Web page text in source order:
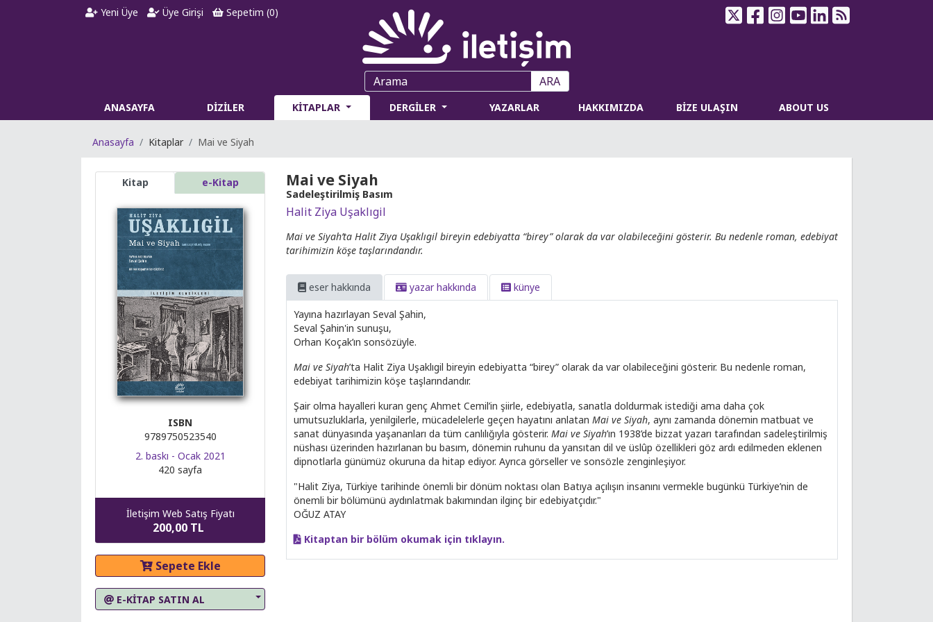
Yeni Üye Üye Girişi Sepetim (0)
ARA
ANASAYFA DİZİLER KİTAPLAR DERGİLER YAZARLAR HAKKIMIZDA BİZE ULAŞIN ABOUT US
Anasayfa Kitaplar Mai ve Siyah
Kitap e-Kitap
ISBN
9789750523540
2. baskı - Ocak 2021
420 sayfa
İletişim Web Satış Fiyatı
200,00 TL
Sepete Ekle
E-KİTAP SATIN AL
Mai ve Siyah
Sadeleştirilmiş Basım
Halit Ziya Uşaklıgil
Mai ve Siyah’ta Halit Ziya Uşaklıgil bireyin edebiyatta “birey” olarak da var olabileceğini gösterir. Bu nedenle roman, edebiyat
tarihimizin köşe taşlarındandır.
eser hakkında yazar hakkında künye
Yayına hazırlayan Seval Şahin,
Seval Şahin'in sunuşu,
Orhan Koçak’ın sonsözüyle.
Mai ve Siyah’ta Halit Ziya Uşaklıgil bireyin edebiyatta “birey” olarak da var olabileceğini gösterir. Bu nedenle roman,
edebiyat tarihimizin köşe taşlarındandır.
Şair olma hayalleri kuran genç Ahmet Cemil’in şiirle, edebiyatla, sanatla doldurmak istediği ama daha çok
umutsuzluklarla, yenilgilerle, mücadelelerle geçen hayatını anlatan Mai ve Siyah, aynı zamanda dönemin matbuat ve
sanat dünyasında yaşananları da tüm canlılığıyla gösterir. Mai ve Siyah’ın 1938’de bizzat yazarı tarafından sadeleştirilmiş
nüshası üzerinden hazırlanan bu basım, dönemin ruhunu da yansıtan dil ve üslûp özellikleri göz ardı edilmeden eklenen
dipnotlarla günümüz okuruna da hitap ediyor. Ayrıca görseller ve sonsözle zenginleşiyor.
"Halit Ziya, Türkiye tarihinde önemli bir dönüm noktası olan Batıya açılışın insanını vermekle bugünkü Türkiye’nin de
önemli bir bölümünü aydınlatmak bakımından ilginç bir edebiyatçıdır."
OĞUZ ATAY
Kitaptan bir bölüm okumak için tıklayın.